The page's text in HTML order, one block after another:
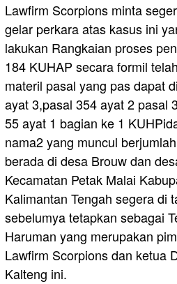
Lawfirm Scorpions minta
gelar perkara atas kasus ini
lakukan Rangkaian proses
184 KUHAP secara formil
materil pasal yang pas dapat
ayat 3,pasal 354 ayat 2 pasal
55 ayat 1 bagian ke 1
nama2 yang muncul
berada di desa Brouw dan
Kecamatan Petak Malai
Kalimantan Tengah segera di
sebelumya tetapkan sebagai
Haruman yang merupakan
Lawfirm Scorpions dan ketua
Kalteng ini.